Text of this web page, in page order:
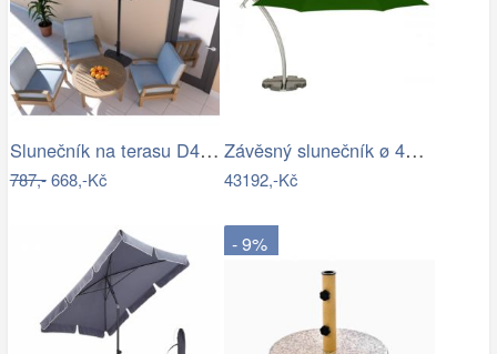
Slunečník na terasu D4164 Dekorhome
787,-668,-Kč
Závěsný slunečník ø 420 cm
43192,-Kč
- 9%